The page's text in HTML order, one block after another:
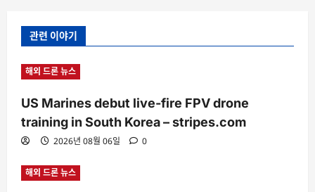
관련 이야기
해외 드론 뉴스
US Marines debut live-fire FPV drone
training in South Korea – stripes.com
2026년 08월 06일 0
해외 드론 뉴스